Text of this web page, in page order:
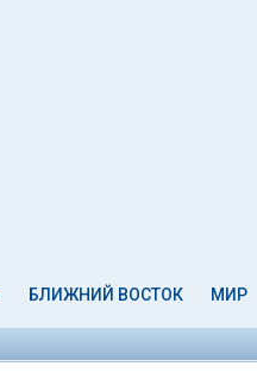
БЛИЖНИЙ ВОСТОК МИР